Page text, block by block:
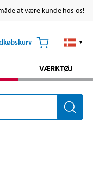
at være kunde hos os!
VÆRKTØJ